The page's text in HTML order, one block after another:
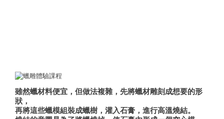
雖然蠟材料便宜，但做法複雜，先將蠟材雕刻成想要的形
狀，
再將這些蠟模組裝成蠟樹，灌入石膏，進行高溫燒結。